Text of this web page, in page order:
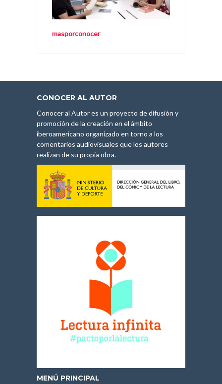
masporconocer
CONOCER AL AUTOR
Conocer al Autor es un proyecto de difusión y
promoción de la creación en el ámbito
iberoamericano organizado en torno a los
comentarios audiovisuales que los autores
realizan de su propia obra.
MENÚ PRINCIPAL